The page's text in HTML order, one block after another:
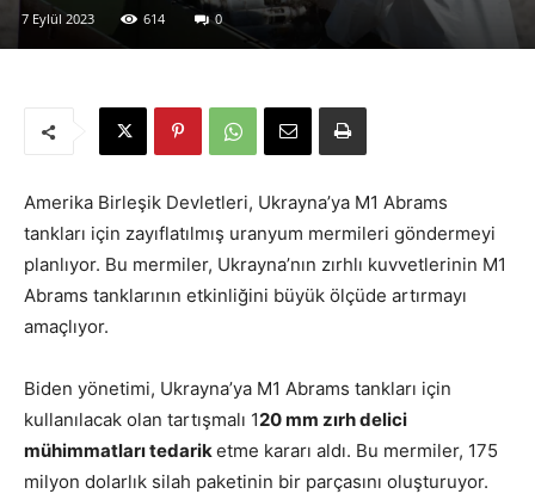
7 Eylül 2023 614 0
Amerika Birleşik Devletleri, Ukrayna’ya M1 Abrams
tankları için zayıflatılmış uranyum mermileri göndermeyi
planlıyor. Bu mermiler, Ukrayna’nın zırhlı kuvvetlerinin M1
Abrams tanklarının etkinliğini büyük ölçüde artırmayı
amaçlıyor.
Biden yönetimi, Ukrayna’ya M1 Abrams tankları için
kullanılacak olan tartışmalı 120 mm zırh delici
mühimmatları tedariketme kararı aldı. Bu mermiler, 175
milyon dolarlık silah paketinin bir parçasını oluşturuyor.